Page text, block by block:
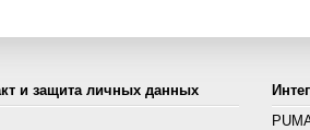
и защита личных данных